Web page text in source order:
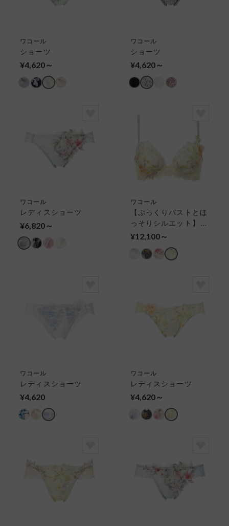
ワコール
ショーツ
¥4,620～
ワコール
ショーツ
¥4,620～
ワコール
レディスショーツ
¥6,820～
ワコール
【ぷっくりバストとほ
っそりシルエット】ボ
リューマライズブラ
カップ）
¥12,100～
ワコール
レディスショーツ
¥4,620
ワコール
レディスショーツ
¥4,620～